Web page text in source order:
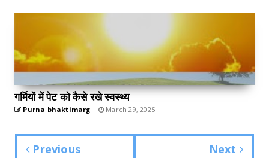
गर्मियों में पेट को कैसे रखे स्वस्थ्य
Purna bhaktimarg March 29, 2025
Previous Next